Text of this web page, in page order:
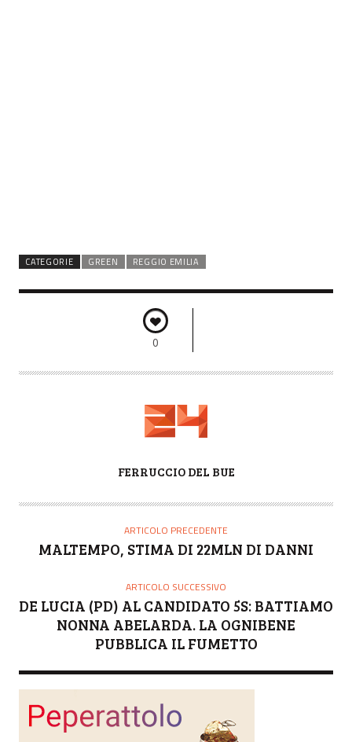
CATEGORIE GREEN REGGIO EMILIA
0
T
FERRUCCIO DEL BUE
ARTICOLO PRECEDENTE
MALTEMPO, STIMA DI 22MLN DI DANNI
ARTICOLO SUCCESSIVO
DE LUCIA (PD) AL CANDIDATO 5S: BATTIAMO
NONNA ABELARDA. LA OGNIBENE
PUBBLICA IL FUMETTO